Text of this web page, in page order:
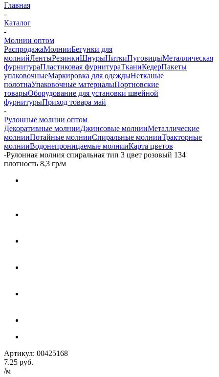
Главная
-
Каталог
-
Молнии оптом
РаспродажаМолнииБегунки для
молнийЛентыРезинкиШнурыНиткиПуговицыМеталлическая
фурнитураПластиковая фурнитураТканиКедерПакеты
упаковочныеМаркировка для одеждыНетканые
полотнаУпаковочные материалыПортновские
товарыОборудование для установки швейной
фурнитурыПриход товара май
-
Рулонные молнии оптом
Декоративные молнииДжинсовые молнииМеталлические
молнииПотайные молнииСпиральные молнииТракторные
молнииВодонепроницаемые молнииКарта цветов
-Рулонная молния спиральная тип 3 цвет розовый 134
плотность 8,3 гр/м
Артикул: 00425168
7.25 руб.
/м